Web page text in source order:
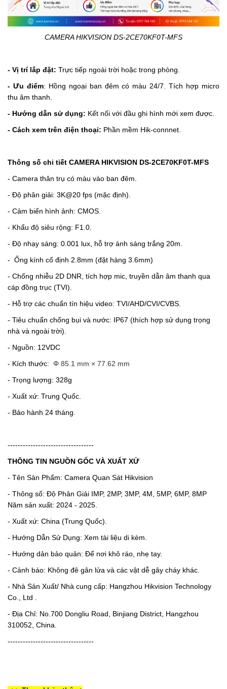
CAMERA HIKVISION DS-2CE70KF0T-MFS
- Vị trí lắp đặt: Trực tiếp ngoài trời hoặc trong phòng.
- Ưu điểm: Hồng ngoại ban đêm có màu 24/7. Tích hợp micro
thu âm thanh.
- Hướng dẫn sử dụng: Kết nối với đầu ghi hình mới xem được.
- Cách xem trên điện thoại: Phần mềm Hik-connnet.
Thông số chi tiết CAMERA HIKVISION DS-2CE70KF0T-MFS
- Camera thân trụ có màu vào ban đêm.
- Độ phân giải: 3K@20 fps (mặc định).
- Cảm biến hình ảnh: CMOS.
- Khẩu độ siêu rộng: F1.0.
- Độ nhạy sáng: 0.001 lux, hỗ trợ ánh sáng trắng 20m.
- Ống kính cố định 2.8mm (đặt hàng 3.6mm)
- Chống nhiễu 2D DNR, tích hợp mic, truyền dẫn âm thanh qua
cáp đồng trục (TVI).
- Hỗ trợ các chuẩn tín hiệu video: TVI/AHD/CVI/CVBS.
- Tiêu chuẩn chống bụi và nước: IP67 (thích hợp sử dụng trọng
nhà và ngoài trời).
- Nguồn: 12VDC
- Kích thước: Φ 85.1 mm × 77.62 mm
- Trọng lượng: 328g
- Xuất xứ: Trung Quốc.
- Bảo hành 24 tháng.
----------------------------------
THÔNG TIN NGUỒN GỐC VÀ XUẤT XỨ
- Tên Sản Phẩm: Camera Quan Sát Hikvision
- Thông số: Độ Phân Giải IMP, 2MP, 3MP, 4M, 5MP, 6MP, 8MP
Năm sản xuất: 2024 - 2025.
- Xuất xứ: China (Trung Quốc).
- Hướng Dẫn Sử Dụng: Xem tài liệu di kèm.
- Hướng dản bảo quản: Để nơi khô ráo, nhẹ tay.
- Cảnh báo: Không đê gân lửa và các vật dễ gây cháy khác.
- Nhà Sản Xuất/ Nhà cung cấp: Hangzhou Hikvision Technology
Co., Ltd .
- Địa Chỉ: No.700 Dongliu Road, Binjiang District, Hangzhou
310052, China.
----------------------------------